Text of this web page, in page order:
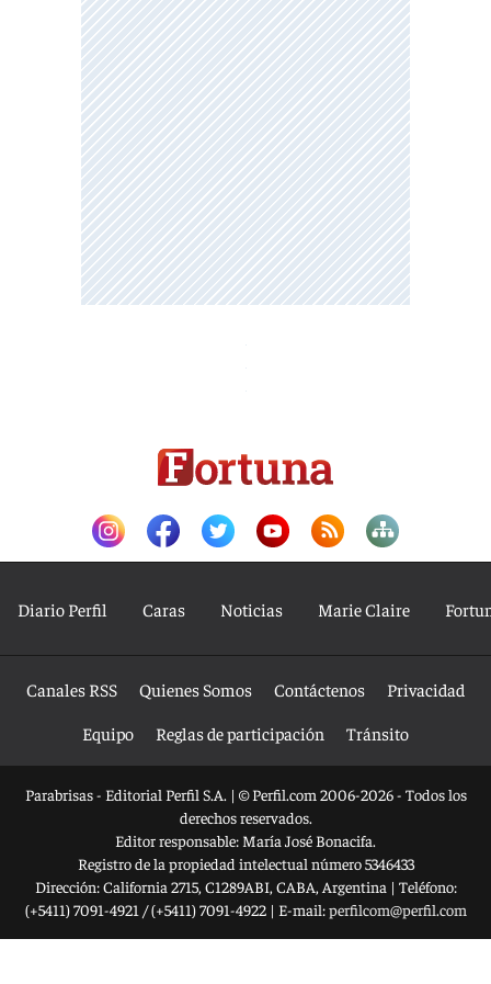
Diario Perfil Caras Noticias Marie Claire
Canales RSS Quienes Somos Contáctenos
Privacidad
Equipo
Reglas de participación Tránsito
Parabrisas - Editorial Perfil S.A. | © Perfil.com 2006-2026 - Todos los
derechos reservados.
Editor responsable: María José Bonacifa.
Registro de la propiedad intelectual número 5346433
Dirección:California 2715, C1289ABI, CABA, Argentina | Teléfono:
(+5411) 7091-4921 /(+5411) 7091-4922| E-mail:perfilcom@perfil.com